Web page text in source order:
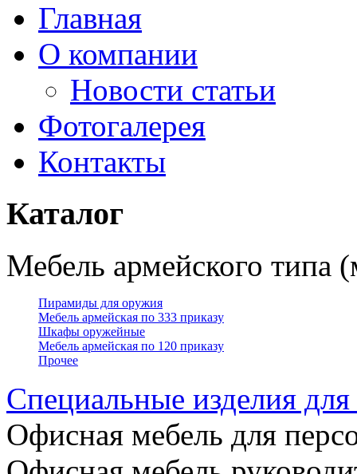
Главная
О компании
Новости статьи
Фотогалерея
Контакты
Каталог
Мебель армейского
Пирамиды для оружия
Мебель армейская по 333 приказу
Шкафы оружейные
Мебель армейская по 120 приказу
Прочее
Специальные изделия
Офисная мебель для